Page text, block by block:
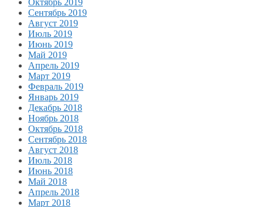
Октябрь 2019
Сентябрь 2019
Август 2019
Июль 2019
Июнь 2019
Май 2019
Апрель 2019
Март 2019
Февраль 2019
Январь 2019
Декабрь 2018
Ноябрь 2018
Октябрь 2018
Сентябрь 2018
Август 2018
Июль 2018
Июнь 2018
Май 2018
Апрель 2018
Март 2018